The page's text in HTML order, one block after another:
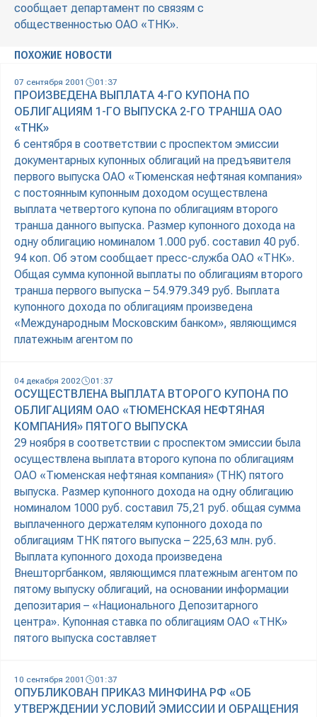
сообщает департамент по связям с
общественностью ОАО «ТНК».
ПОХОЖИЕ НОВОСТИ
07 сентября 2001 01:37
ПРОИЗВЕДЕНА ВЫПЛАТА 4-ГО КУПОНА ПО
ОБЛИГАЦИЯМ 1-ГО ВЫПУСКА 2-ГО ТРАНША ОАО
«ТНК»
6 сентября в соответствии с проспектом эмиссии
документарных купонных облигаций на предъявителя
первого выпуска ОАО «Тюменская нефтяная компания»
с постоянным купонным доходом осуществлена
выплата четвертого купона по облигациям второго
транша данного выпуска. Размер купонного дохода на
одну облигацию номиналом 1.000 руб. составил 40 руб.
94 коп. Об этом сообщает пресс-служба ОАО «ТНК».
Общая сумма купонной выплаты по облигациям второго
транша первого выпуска – 54.979.349 руб. Выплата
купонного дохода по облигациям произведена
«Международным Московским банком», являющимся
платежным агентом по
04 декабря 2002 01:37
ОСУЩЕСТВЛЕНА ВЫПЛАТА ВТОРОГО КУПОНА ПО
ОБЛИГАЦИЯМ ОАО «ТЮМЕНСКАЯ НЕФТЯНАЯ
КОМПАНИЯ» ПЯТОГО ВЫПУСКА
29 ноября в соответствии с проспектом эмиссии была
осуществлена выплата второго купона по облигациям
ОАО «Тюменская нефтяная компания» (ТНК) пятого
выпуска. Размер купонного дохода на одну облигацию
номиналом 1000 руб. составил 75,21 руб. общая сумма
выплаченного держателям купонного дохода по
облигациям ТНК пятого выпуска – 225,63 млн. руб.
Выплата купонного дохода произведена
Внешторгбанком, являющимся платежным агентом по
пятому выпуску облигаций, на основании информации
депозитария – «Национального Депозитарного
центра». Купонная ставка по облигациям ОАО «ТНК»
пятого выпуска составляет
10 сентября 2001 01:37
ОПУБЛИКОВАН ПРИКАЗ МИНФИНА РФ «ОБ
УТВЕРЖДЕНИИ УСЛОВИЙ ЭМИССИИ И ОБРАЩЕНИЯ